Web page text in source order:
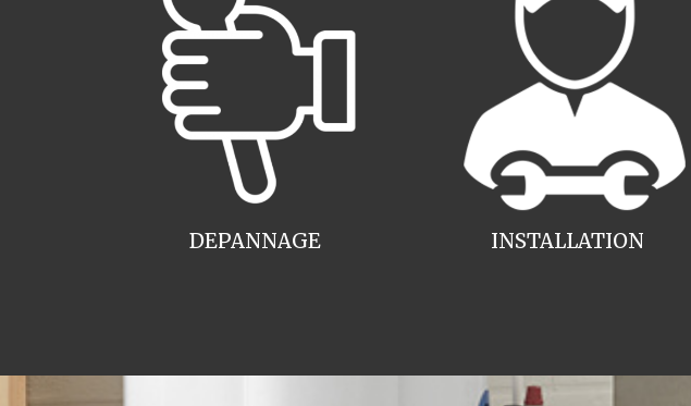
INSTALLATION
DEPANNAGE